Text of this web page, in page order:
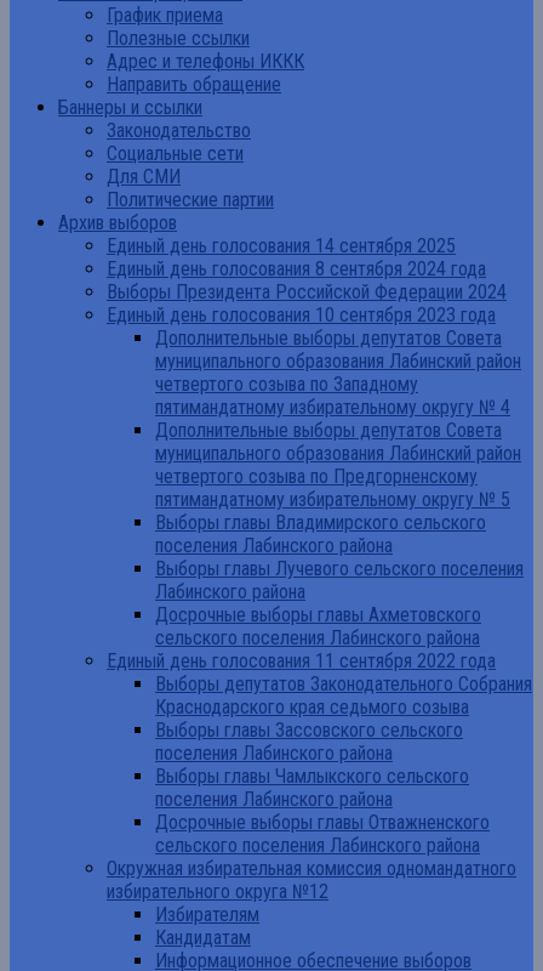
График приема
Полезные ссылки
Адрес и телефоны ИККК
Направить обращение
Баннеры и ссылки
Законодательство
Социальные сети
Для СМИ
Политические партии
Архив выборов
Единый день голосования 14 сентября 2025
Единый день голосования 8 сентября 2024 года
Выборы Президента Российской Федерации 2024
Единый день голосования 10 сентября 2023 года
Дополнительные выборы депутатов Совета
муниципального образования Лабинский район
четвертого созыва по Западному
пятимандатному избирательному округу № 4
Дополнительные выборы депутатов Совета
муниципального образования Лабинский район
четвертого созыва по Предгорненскому
пятимандатному избирательному округу № 5
Выборы главы Владимирского сельского
поселения Лабинского района
Выборы главы Лучевого сельского поселения
Лабинского района
Досрочные выборы главы Ахметовского
сельского поселения Лабинского района
Единый день голосования 11 сентября 2022 года
Выборы депутатов Законодательного Собрания
Краснодарского края седьмого созыва
Выборы главы Зассовского сельского
поселения Лабинского района
Выборы главы Чамлыкского сельского
поселения Лабинского района
Досрочные выборы главы Отважненского
сельского поселения Лабинского района
Окружная избирательная комиссия одномандатного
избирательного округа №12
Избирателям
Кандидатам
Информационное обеспечение выборов